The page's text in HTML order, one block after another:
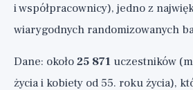
i współpracownicy), jedno z
wiarygodnych randomizowanych
Dane: około25 871 uczestników
życia i kobiety od 55. roku życia),